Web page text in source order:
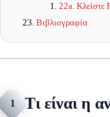
22a. Κλείστε
Βιβλιογραφία
1 Τι είναι η